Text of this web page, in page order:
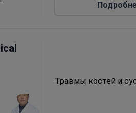
Травмы костей и